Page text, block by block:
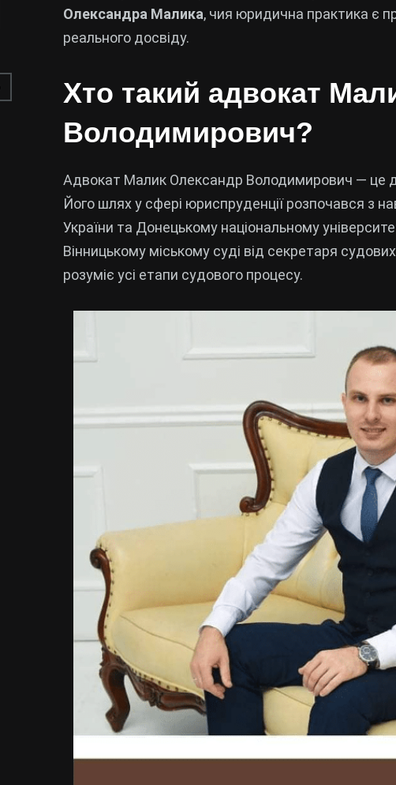
Олександра Маликa, чия юридична практика є
реального досвіду.
Хто такий адвокат
Володимирович?
Адвокат Малик Олександр Володимирович — це
Його шлях у сфері юриспруденції розпочався з
України та Донецькому національному
Вінницькому міському суді від секретаря
розуміє усі етапи судового процесу.